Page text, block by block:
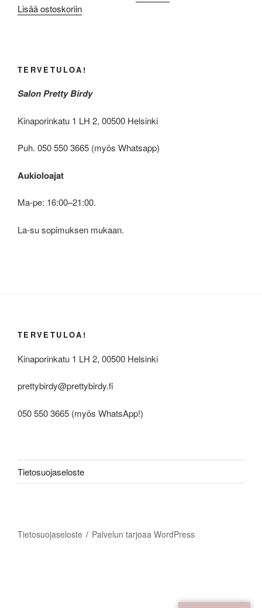
Lisää ostoskoriin
TERVETULOA!
Salon Pretty Birdy
Kinaporinkatu 1 LH 2, 00500 Helsinki
Puh. 050 550 3665 (myös Whatsapp)
Aukioloajat
Ma-pe: 16:00–21:00.
La-su sopimuksen mukaan.
TERVETULOA!
Kinaporinkatu 1 LH 2, 00500 Helsinki
prettybirdy@prettybirdy.fi
050 550 3665 (myös WhatsApp!)
Tietosuojaseloste
Tietosuojaseloste Palvelun tarjoaa WordPress